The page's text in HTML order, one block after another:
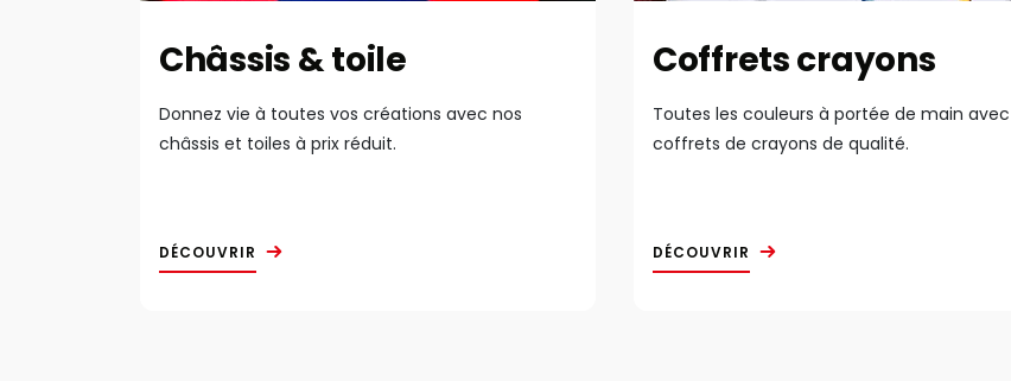
Châssis & toile
Donnez vie à toutes vos créations avec nos
châssis et toiles à prix réduit.
DÉCOUVRIR
Coffrets crayons
Toutes les couleurs à portée de main
coffrets de crayons de qualité.
DÉCOUVRIR